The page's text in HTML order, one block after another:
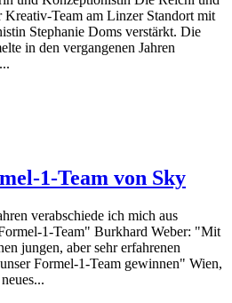
Kreativ-Team am Linzer Standort mit
Stephanie Doms verstärkt. Die
in den vergangenen Jahren
1-Team von Sky
verabschiede ich mich aus
1-Team" Burkhard Weber: "Mit
jungen, aber sehr erfahrenen
Formel-1-Team gewinnen" Wien,